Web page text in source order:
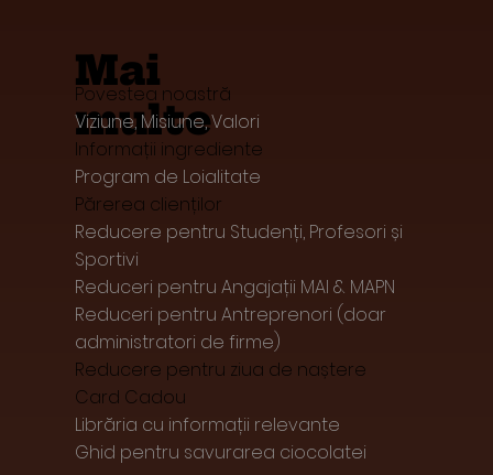
Mai
multe
Povestea noastră
Viziune, Misiune, Valori
Informații ingrediente
Program de Loialitate
Părerea clienților
Reducere pentru Studenți, Profesori și
Sportivi
Reduceri pentru Angajații MAI & MAPN
Reduceri pentru Antreprenori (doar
administratori de firme)
Reducere pentru ziua de naștere
Card Cadou
Librăria cu informații relevante
Ghid pentru savurarea ciocolatei